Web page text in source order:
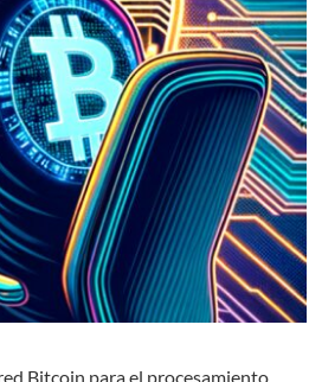
Bitcoin para el procesamiento